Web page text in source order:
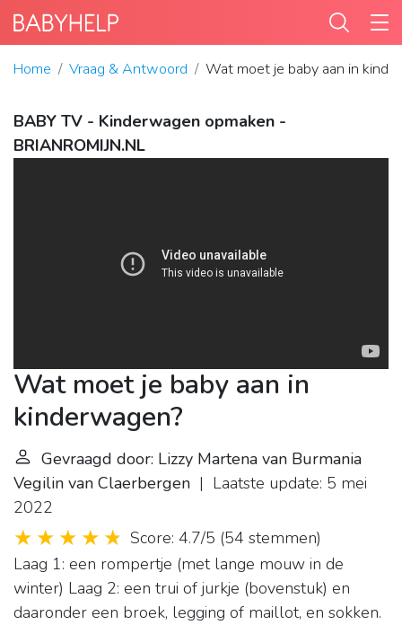
Home Vraag & Antwoord Wat moet je baby aan in
BABY TV - Kinderwagen opmaken -
BRIANROMIJN.NL
Wat moet je baby aan in
kinderwagen?
Gevraagd door: Lizzy Martena van Burmania
Vegilin van Claerbergen | Laatste update: 5 mei
2022
Score: 4.7/5 (54 stemmen)
Laag 1: een rompertje (met lange mouw in de
winter) Laag 2: een trui of jurkje (bovenstuk) en
daaronder een broek, legging of maillot, en sokken.